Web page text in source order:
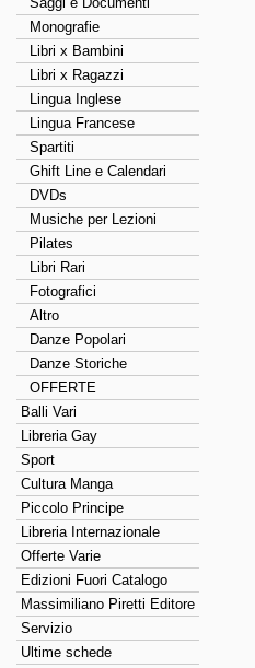
Monografie
Libri x Bambini
Libri x Ragazzi
Lingua Inglese
Lingua Francese
Spartiti
Ghift Line e Calendari
DVDs
Musiche per Lezioni
Pilates
Libri Rari
Fotografici
Altro
Danze Popolari
Danze Storiche
OFFERTE
Balli Vari
Libreria Gay
Sport
Cultura Manga
Piccolo Principe
Libreria Internazionale
Offerte Varie
Edizioni Fuori Catalogo
Massimiliano Piretti Editore
Servizio
Ultime schede